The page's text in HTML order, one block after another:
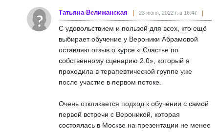
Татьяна Велижанская 23 июня, 2022 г. в 16:47
С удовольствием и пользой для всех, кто ещё
выбирает обучение у Вероники Абрамовой
оставляю отзыв о курсе « Счастье по
собственному сценарию 2.0», который я
проходила в терапевтической группе уже
после участие в первом потоке.
Очень откликается подход к обучении с самой
первой встречи с Вероникой, которая
состоялась в Москве на презентации не менее